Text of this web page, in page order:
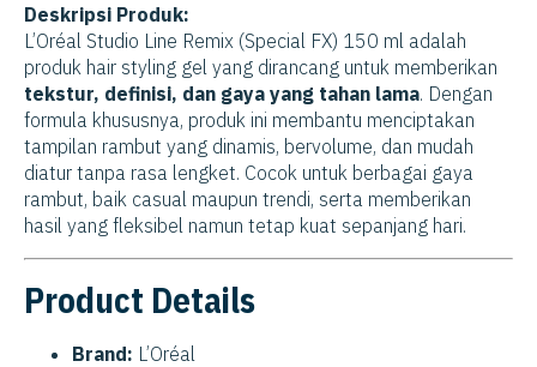
Deskripsi Produk:
L’Oréal Studio Line Remix (Special FX) 150 ml adalah
produk hair styling gel yang dirancang untuk memberikan
tekstur, definisi, dan gaya yang tahan lama. Dengan
formula khususnya, produk ini membantu menciptakan
tampilan rambut yang dinamis, bervolume, dan mudah
diatur tanpa rasa lengket. Cocok untuk berbagai gaya
rambut, baik casual maupun trendi, serta memberikan
hasil yang fleksibel namun tetap kuat sepanjang hari.
Product Details
Brand: L’Oréal